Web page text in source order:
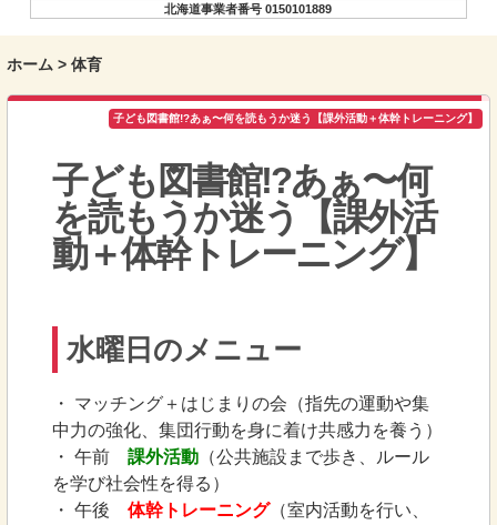
北海道事業者番号 0150101889
ホーム > 体育
子ども図書館!?あぁ〜何を読もうか迷う【課外活動＋体幹トレーニング】
子ども図書館!?あぁ〜何
を読もうか迷う【課外活
動＋体幹トレーニング】
水曜日のメニュー
・ マッチング＋はじまりの会（指先の運動や集
中力の強化、集団行動を身に着け共感力を養う）
・ 午前 課外活動 （公共施設まで歩き、ルール
を学び社会性を得る）
・ 午後 体幹トレーニング（室内活動を行い、